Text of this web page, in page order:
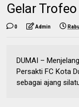
Gelar
0 Admin
DUMAI –
Persakti FC Kota
sebagai ajang